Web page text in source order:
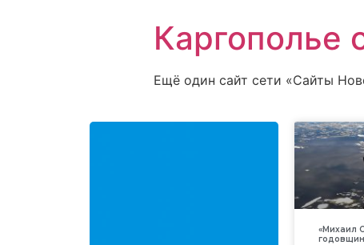
Каргополье
Ещё один сайт сети «Сайты
«Михаил